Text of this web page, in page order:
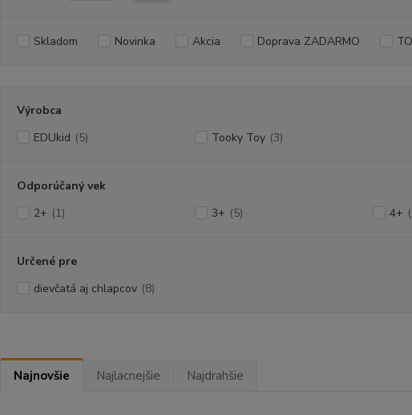
Skladom Novinka Akcia Doprava ZADARMO
Výrobca
EDUkid (5) Tooky Toy (3)
Odporúčaný vek
2+ (1) 3+ (5) 4+
Určené pre
dievčatá aj chlapcov (8)
Najnovšie Najlacnejšie Najdrahšie